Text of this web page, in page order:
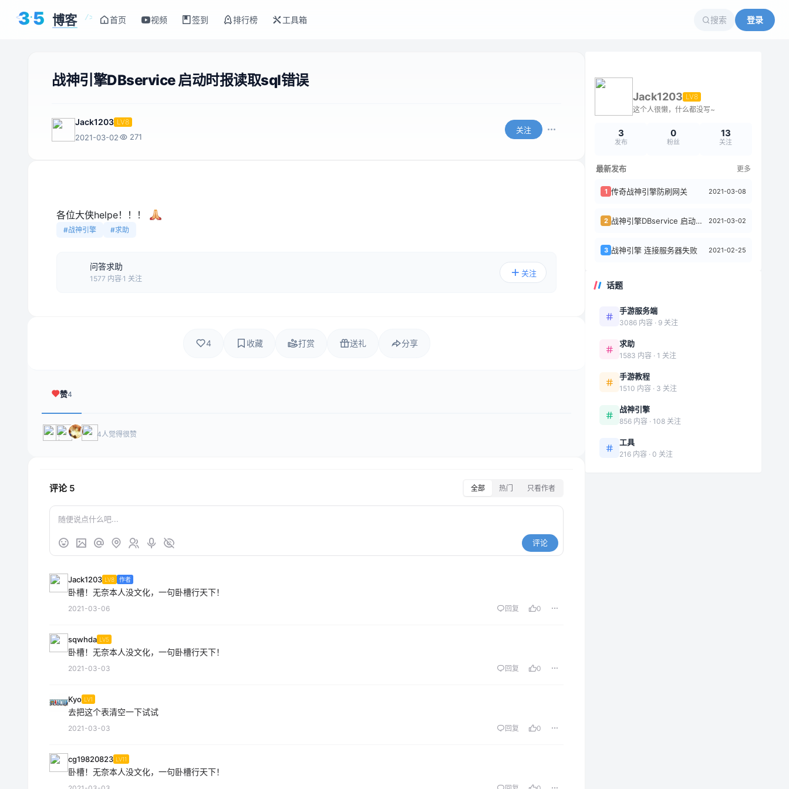
< />
35 博客 首页 视频 签到 排行榜 工具箱 搜索 登录
战神引擎DBservice 启动时报读取sql错误
Jack1203 LV8
2021-03-02 271
关注
各位大侠helpe！！！
#战神引擎 #求助
问答求助
1577 内容 1 关注
关注
4 收藏 打赏 送礼 分享
赞4
4人觉得很赞
评论 5 全部 热门 只看作者
评论
Jack1203 LV8 作者
卧槽！无奈本人没文化，一句卧槽行天下！
2021-03-06 回复 0
sqwhda LV5
卧槽！无奈本人没文化，一句卧槽行天下！
2021-03-03 回复 0
Kyo LV1
去把这个表清空一下试试
2021-03-03 回复 0
cg19820823 LV11
卧槽！无奈本人没文化，一句卧槽行天下！
Jack1203 LV8
这个人很懒，什么都没写~
3
发布
0
粉丝
13
关注
最新发布 更多
1 传奇战神引擎防刷网关 2021-03-08
2 战神引擎DBservice 启动时报读取sql错误 2021-03-02
3 战神引擎 连接服务器失败 2021-02-25
话题
手游服务端
3086 内容 · 9 关注
求助
1583 内容 · 1 关注
手游教程
1510 内容 · 3 关注
战神引擎
856 内容 · 108 关注
工具
216 内容 · 0 关注